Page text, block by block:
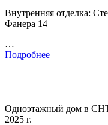
Внутренняя отделка:
Фанера 14
…
Подробнее
Одноэтажный дом в
2025 г.